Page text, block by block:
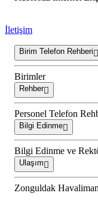
İletişim
Birim Telefon Rehberi
Birimler
Rehber
Personel Telefon
Bilgi Edinme
Bilgi Edinme ve
Ulaşım
Zonguldak